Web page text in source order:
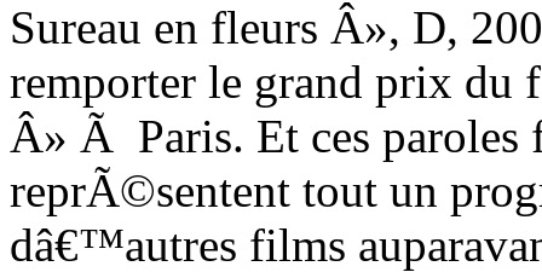
Sureau en fleurs Â», D,
remporter le grand prix
Â» Ã Paris. Et ces
reprÃ©sentent tout un
dâ€™autres films